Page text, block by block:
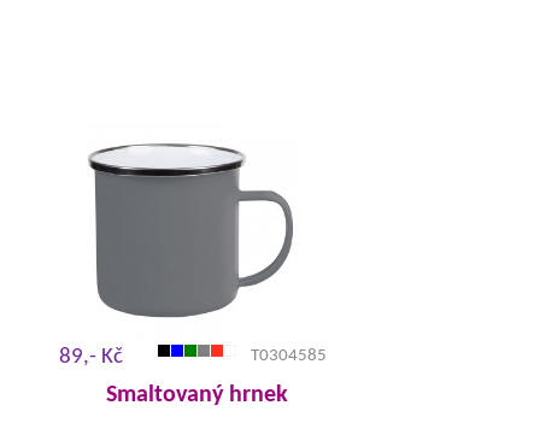
89,- Kč T0304585
Smaltovaný hrnek